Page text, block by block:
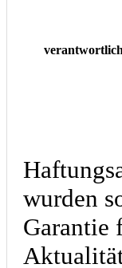
wurden
Garantie